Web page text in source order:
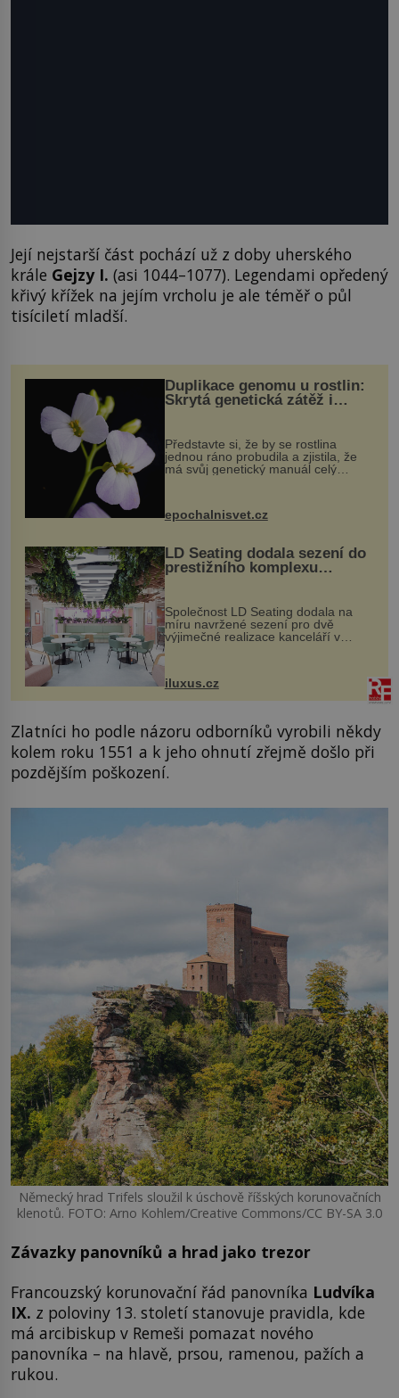
Její nejstarší část pochází už z doby uherského
krále Gejzy I. (asi 1044–1077). Legendami opředený
křivý křížek na jejím vrcholu je ale téměř o půl
tisíciletí mladší.
Duplikace genomu u rostlin:
Skrytá genetická zátěž i
Představte si, že by se rostlina
jednou ráno probudila a zjistila, že
má svůj genetický manuál celý
vstupenka...
epochalnisvet.cz
LD Seating dodala sezení do
prestižního komplexu
MediaCityUK v Salfordu
Společnost LD Seating dodala na
míru navržené sezení pro dvě
výjimečné realizace kanceláří v
areálu MediaCityUK v anglickém
budov Media...
iluxus.cz
Zlatníci ho podle názoru odborníků vyrobili někdy
kolem roku 1551 a k jeho ohnutí zřejmě došlo při
pozdějším poškození.
Německý hrad Trifels sloužil k úschově říšských korunovačních
klenotů. FOTO: Arno Kohlem/Creative Commons/CC BY-SA 3.0
Závazky panovníků a hrad jako trezor
Francouzský korunovační řád panovníka Ludvíka
IX. z poloviny 13. století stanovuje pravidla, kde
má arcibiskup v Remeši pomazat nového
panovníka – na hlavě, prsou, ramenou, pažích a
rukou.